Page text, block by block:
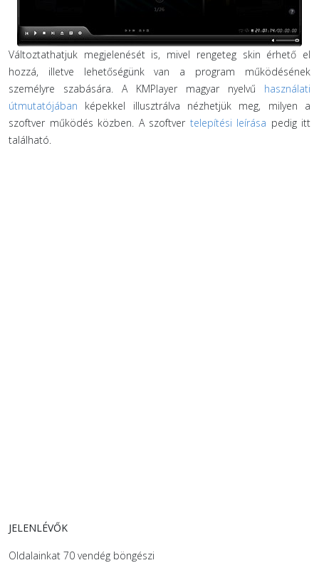
Változtathatjuk megjelenését is, mivel rengeteg skin érhető el
hozzá, illetve lehetőségünk van a program működésének
személyre szabására. A KMPlayer magyar nyelvű használati
útmutatójában képekkel illusztrálva nézhetjük meg, milyen a
szoftver működés közben. A szoftver telepítési leírása pedig itt
található.
JELENLÉVŐK
Oldalainkat 70 vendég böngészi